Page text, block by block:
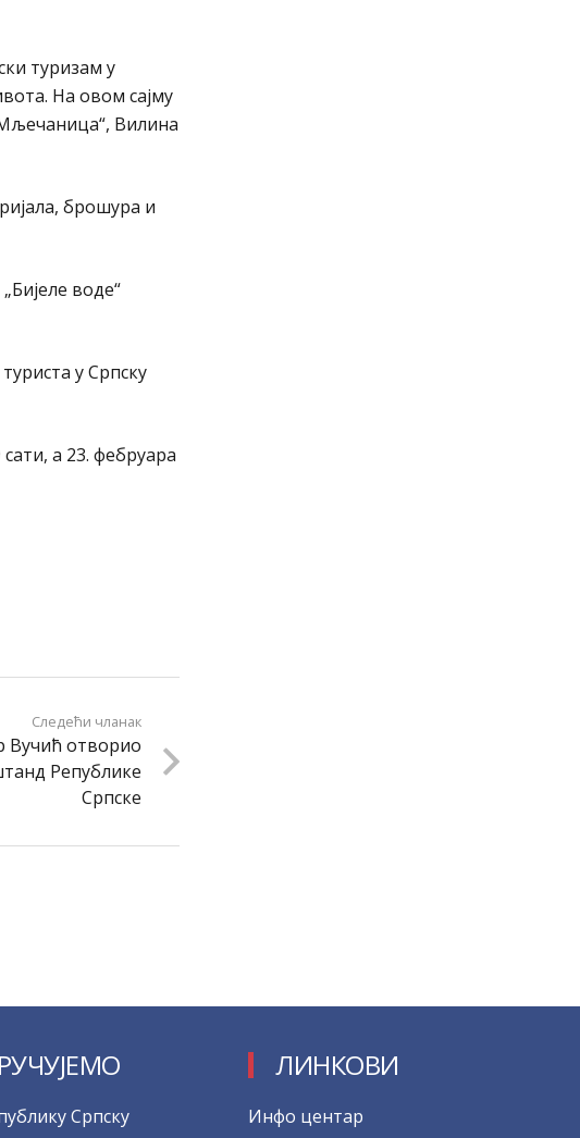
туризам у
На овом сајму
Вилина
брошура и
воде“
у Српску
а 23. фебруара
Следећи чланак
Вучић отворио
Републике
Српске
Српску
ЛИНКОВИ
Инфо центар